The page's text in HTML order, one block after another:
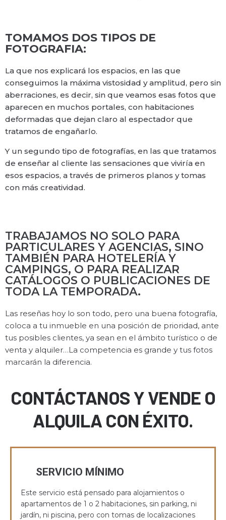
TOMAMOS DOS TIPOS DE
FOTOGRAFIA:
La que nos explicará los espacios, en las que
conseguimos la máxima vistosidad y amplitud, pero sin
aberraciones, es decir, sin que veamos esas fotos que
aparecen en muchos portales, con habitaciones
deformadas que dejan claro al espectador que
tratamos de engañarlo.
Y un segundo tipo de fotografías, en las que tratamos
de enseñar al cliente las sensaciones que viviría en
esos espacios, a través de primeros planos y tomas
con más creatividad.
TRABAJAMOS NO SOLO PARA
PARTICULARES Y AGENCIAS, SINO
TAMBIÉN PARA HOTELERÍA Y
CAMPINGS, O PARA REALIZAR
CATÁLOGOS O PUBLICACIONES DE
TODA LA TEMPORADA.
Las reseñas hoy lo son todo, pero una buena fotografía,
coloca a tu inmueble en una posición de prioridad, ante
tus posibles clientes, ya sean en el ámbito turístico o de
venta y alquiler…La competencia es grande y tus fotos
marcarán la diferencia.
CONTÁCTANOS Y VENDE O
ALQUILA CON ÉXITO.
SERVICIO MÍNIMO
Este servicio está pensado para alojamientos o
apartamentos de 1 o 2 habitaciones, sin parking, ni
jardín, ni piscina, pero con tomas de localizaciones